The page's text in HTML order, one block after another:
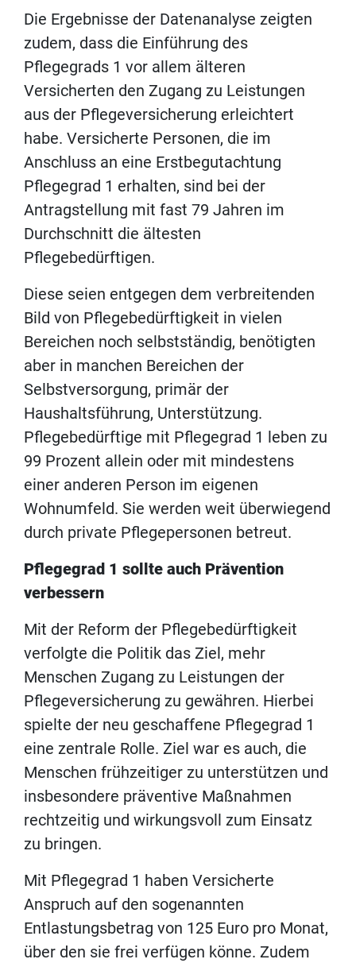
Die Ergebnisse der Datenanalyse zeigten
zudem, dass die Einführung des
Pflegegrads 1 vor allem älteren
Versicherten den Zugang zu Leistungen
aus der Pflegeversicherung erleichtert
habe. Versicherte Personen, die im
Anschluss an eine Erstbegutachtung
Pflegegrad 1 erhalten, sind bei der
Antragstellung mit fast 79 Jahren im
Durchschnitt die ältesten
Pflegebedürftigen.
Diese seien entgegen dem verbreitenden
Bild von Pflegebedürftigkeit in vielen
Bereichen noch selbstständig, benötigten
aber in manchen Bereichen der
Selbstversorgung, primär der
Haushaltsführung, Unterstützung.
Pflegebedürftige mit Pflegegrad 1 leben zu
99 Prozent allein oder mit mindestens
einer anderen Person im eigenen
Wohnumfeld. Sie werden weit überwiegend
durch private Pflegepersonen betreut.
Pflegegrad 1 sollte auch Prävention
verbessern
Mit der Reform der Pflegebedürftigkeit
verfolgte die Politik das Ziel, mehr
Menschen Zugang zu Leistungen der
Pflegeversicherung zu gewähren. Hierbei
spielte der neu geschaffene Pflegegrad 1
eine zentrale Rolle. Ziel war es auch, die
Menschen frühzeitiger zu unterstützen und
insbesondere präventive Maßnahmen
rechtzeitig und wirkungsvoll zum Einsatz
zu bringen.
Mit Pflegegrad 1 haben Versicherte
Anspruch auf den sogenannten
Entlastungsbetrag von 125 Euro pro Monat,
über den sie frei verfügen könne. Zudem